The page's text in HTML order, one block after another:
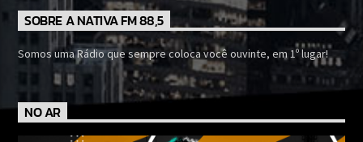
SOBRE A NATIVA FM 88,5
Somos uma Rádio que sempre coloca você ouvinte, em 1º lugar!
NO AR